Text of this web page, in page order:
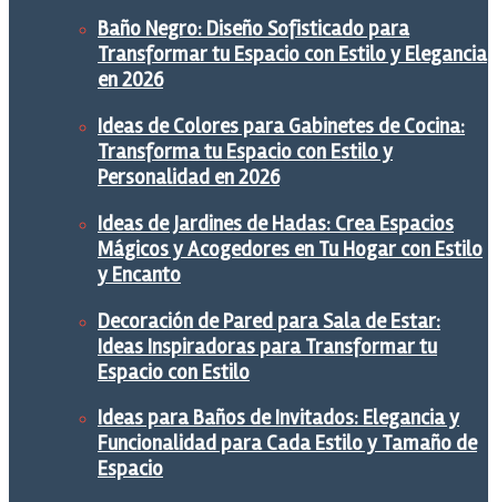
Baño Negro: Diseño Sofisticado para
Transformar tu Espacio con Estilo y Elegancia
en 2026
Ideas de Colores para Gabinetes de Cocina:
Transforma tu Espacio con Estilo y
Personalidad en 2026
Ideas de Jardines de Hadas: Crea Espacios
Mágicos y Acogedores en Tu Hogar con Estilo
y Encanto
Decoración de Pared para Sala de Estar:
Ideas Inspiradoras para Transformar tu
Espacio con Estilo
Ideas para Baños de Invitados: Elegancia y
Funcionalidad para Cada Estilo y Tamaño de
Espacio